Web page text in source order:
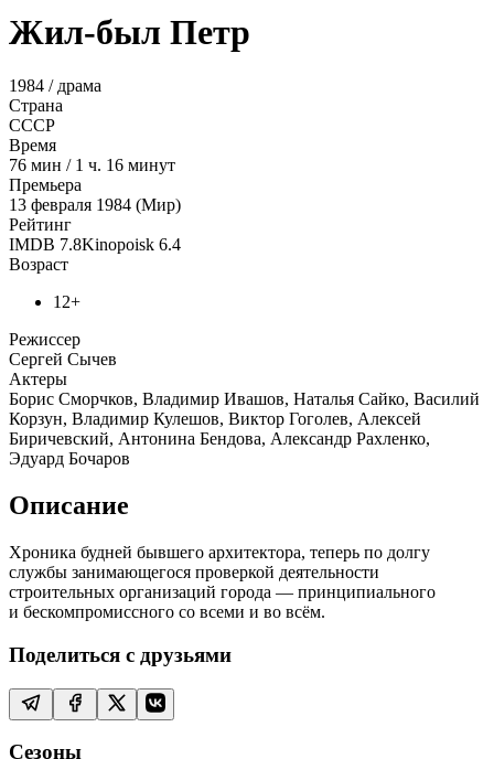
Жил-был Петр
1984 / драма
Страна
СССР
Время
76 мин / 1 ч. 16 минут
Премьера
13 февраля 1984 (Мир)
Рейтинг
IMDB 7.8Kinopoisk 6.4
Возраст
12+
Режиссер
Сергей Сычев
Актеры
Борис Сморчков, Владимир Ивашов, Наталья Сайко, Василий
Корзун, Владимир Кулешов, Виктор Гоголев, Алексей
Биричевский, Антонина Бендова, Александр Рахленко,
Эдуард Бочаров
Описание
Хроника будней бывшего архитектора, теперь по долгу
службы занимающегося проверкой деятельности
строительных организаций города — принципиального
и бескомпромиссного со всеми и во всём.
Поделиться с друзьями
Сезоны